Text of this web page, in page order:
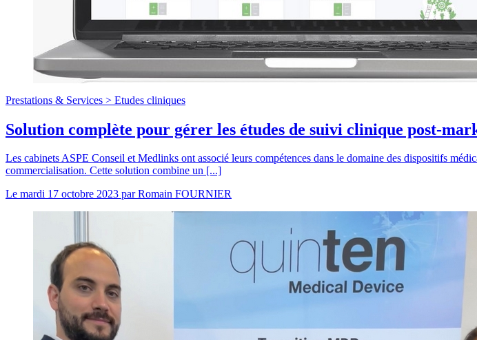
Prestations & Services > Etudes cliniques
Solution complète pour gérer les études de suivi clinique post-
Les cabinets ASPE Conseil et Medlinks ont associé leurs compétences dans le domaine des dispositifs
commercialisation. Cette solution combine un [...]
Le mardi 17 octobre 2023 parRomain FOURNIER